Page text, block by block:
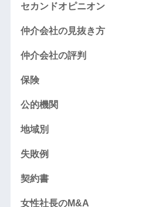
セカンドオピニオン
仲介会社の見抜き方
仲介会社の評判
保険
公的機関
地域別
失敗例
契約書
女性社長のM&A